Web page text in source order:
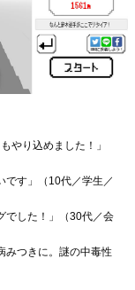
やり込めました！」
です」（10代／学生／
でした！」（30代／会
みつきに。謎の中毒性